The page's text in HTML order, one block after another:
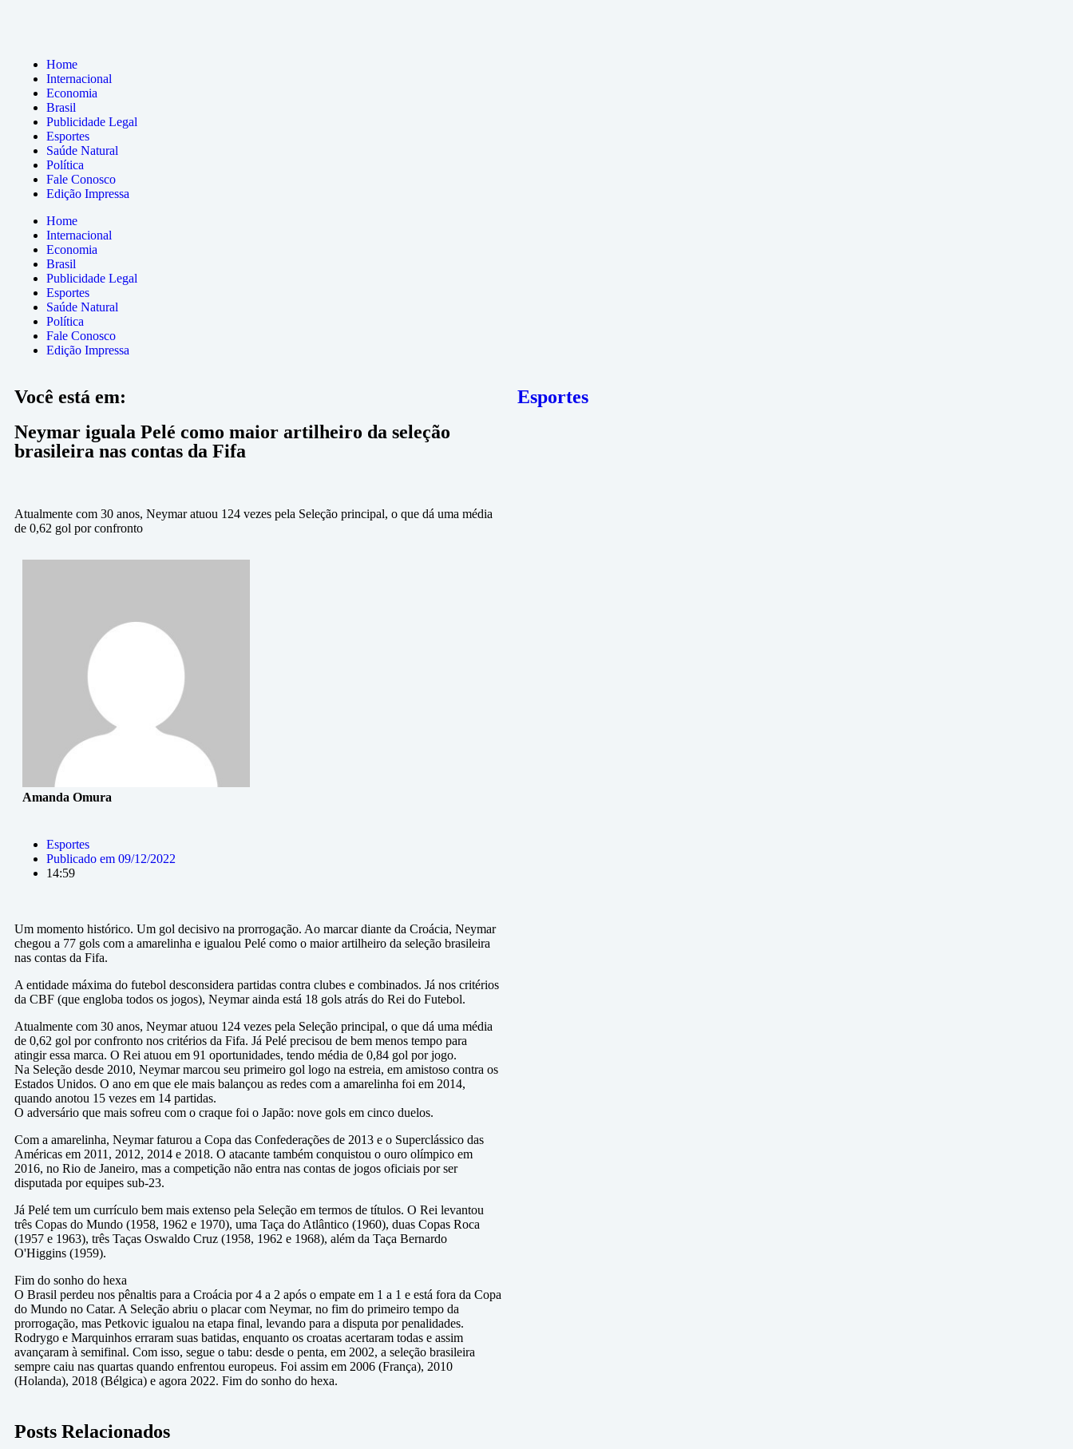
Home
Internacional
Economia
Brasil
Publicidade Legal
Esportes
Saúde Natural
Política
Fale Conosco
Edição Impressa
Home
Internacional
Economia
Brasil
Publicidade Legal
Esportes
Saúde Natural
Política
Fale Conosco
Edição Impressa
Você está em:
Esportes
Neymar iguala Pelé como maior artilheiro da seleção
brasileira nas contas da Fifa
Atualmente com 30 anos, Neymar atuou 124 vezes pela Seleção principal, o que dá uma média
de 0,62 gol por confronto
Amanda Omura
Esportes
Publicado em 09/12/2022
14:59
Um momento histórico. Um gol decisivo na prorrogação. Ao marcar diante da Croácia, Neymar
chegou a 77 gols com a amarelinha e igualou Pelé como o maior artilheiro da seleção brasileira
nas contas da Fifa.
A entidade máxima do futebol desconsidera partidas contra clubes e combinados. Já nos critérios
da CBF (que engloba todos os jogos), Neymar ainda está 18 gols atrás do Rei do Futebol.
Atualmente com 30 anos, Neymar atuou 124 vezes pela Seleção principal, o que dá uma média
de 0,62 gol por confronto nos critérios da Fifa. Já Pelé precisou de bem menos tempo para
atingir essa marca. O Rei atuou em 91 oportunidades, tendo média de 0,84 gol por jogo.
Na Seleção desde 2010, Neymar marcou seu primeiro gol logo na estreia, em amistoso contra os
Estados Unidos. O ano em que ele mais balançou as redes com a amarelinha foi em 2014,
quando anotou 15 vezes em 14 partidas.
O adversário que mais sofreu com o craque foi o Japão: nove gols em cinco duelos.
Com a amarelinha, Neymar faturou a Copa das Confederações de 2013 e o Superclássico das
Américas em 2011, 2012, 2014 e 2018. O atacante também conquistou o ouro olímpico em
2016, no Rio de Janeiro, mas a competição não entra nas contas de jogos oficiais por ser
disputada por equipes sub-23.
Já Pelé tem um currículo bem mais extenso pela Seleção em termos de títulos. O Rei levantou
três Copas do Mundo (1958, 1962 e 1970), uma Taça do Atlântico (1960), duas Copas Roca
(1957 e 1963), três Taças Oswaldo Cruz (1958, 1962 e 1968), além da Taça Bernardo
O'Higgins (1959).
Fim do sonho do hexa
O Brasil perdeu nos pênaltis para a Croácia por 4 a 2 após o empate em 1 a 1 e está fora da Copa
do Mundo no Catar. A Seleção abriu o placar com Neymar, no fim do primeiro tempo da
prorrogação, mas Petkovic igualou na etapa final, levando para a disputa por penalidades.
Rodrygo e Marquinhos erraram suas batidas, enquanto os croatas acertaram todas e assim
avançaram à semifinal. Com isso, segue o tabu: desde o penta, em 2002, a seleção brasileira
sempre caiu nas quartas quando enfrentou europeus. Foi assim em 2006 (França), 2010
(Holanda), 2018 (Bélgica) e agora 2022. Fim do sonho do hexa.
Posts Relacionados